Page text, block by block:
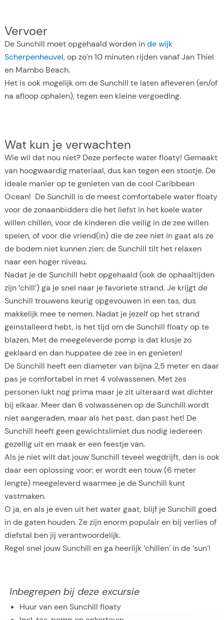
Vervoer
De Sunchill moet opgehaald worden inde wijk
Scherpenheuvel, op zo’n 10 minuten rijden vanaf Jan Thiel
en Mambo Beach.
Het is ook mogelijk om de Sunchill te laten afleveren (en/of
na afloop ophalen), tegen een kleine vergoeding.
Wat kun je verwachten
Wie wil dat nou niet? Deze perfecte water floaty! Gemaakt
van hoogwaardig materiaal, dus kan tegen een stootje. De
ideale manier op te genieten van de cool Caribbean
Ocean! De Sunchill is de meest comfortabele water floaty
voor de zonaanbidders die het liefst in het koele water
willen chillen, voor de kinderen die veilig in de zee willen
spelen, of voor die vriend(in) die de zee niet in gaat als ze
de bodem niet kunnen zien: de Sunchill tilt het relaxen
naar een hoger niveau.
Nadat je de Sunchill hebt opgehaald (ook de ophaaltijden
zijn ‘chill’) ga je snel naar je favoriete strand. Je krijgt de
Sunchill trouwens keurig opgevouwen in een tas, dus
makkelijk mee te nemen. Nadat je jezelf op het strand
geïnstalleerd hebt, is het tijd om de Sunchill floaty op te
blazen. Met de meegeleverde pomp is dat klusje zo
geklaard en dan huppatee de zee in en genieten!
De Sunchill heeft een diameter van bijna 2,5 meter en daar
pas je comfortabel in met 4 volwassenen. Met zes
personen lukt nog prima maar je zit uiteraard wat dichter
bij elkaar. Meer dan 6 volwassenen op de Sunchill wordt
niet aangeraden, maar als het past, dan past het! De
Sunchill heeft geen gewichtslimiet dus nodig iedereen
gezellig uit en maak er een feestje van.
Als je niet wilt dat jouw Sunchill teveel wegdrijft, dan is ook
daar een oplossing voor: er wordt een touw (6 meter
lengte) meegeleverd waarmee je de Sunchill kunt
vastmaken.
O ja, en als je even uit het water gaat, blijf je Sunchill goed
in de gaten houden. Ze zijn enorm populair en bij verlies of
diefstal ben jij verantwoordelijk.
Regel snel jouw Sunchill en ga heerlijk ‘chillen’ in de ‘sun’!
Inbegrepen bij deze excursie
Huur van een Sunchill floaty